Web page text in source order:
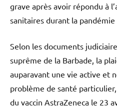
grave après avoir répondu à
sanitaires durant la pandémie
Selon les documents
suprême de la Barbade, la
auparavant une vie active et
problème de santé
du vaccin AstraZeneca le 23